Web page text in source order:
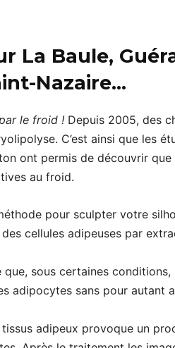
La Baule,
Nazaire…
le froid ! Depuis 2005, des
C’est ainsi que les
ont permis de découvrir que
au froid.
pour sculpter votre
cellules adipeuses par
sous certaines conditions,
adipocytes sans pour autant
adipeux provoque un